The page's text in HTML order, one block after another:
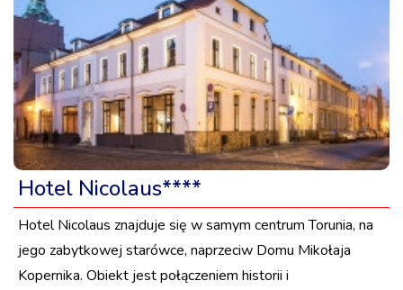
Hotel Nicolaus****
Hotel Nicolaus znajduje się w samym centrum Torunia, na
jego zabytkowej starówce, naprzeciw Domu Mikołaja
Kopernika. Obiekt jest połączeniem historii i